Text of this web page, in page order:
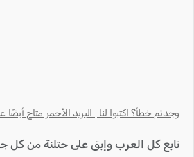
وجدتم خطأ؟ اكتبوا لنا | البريد الأحمر متاح
تابع كل العرب وإبق على حتلنة من كل